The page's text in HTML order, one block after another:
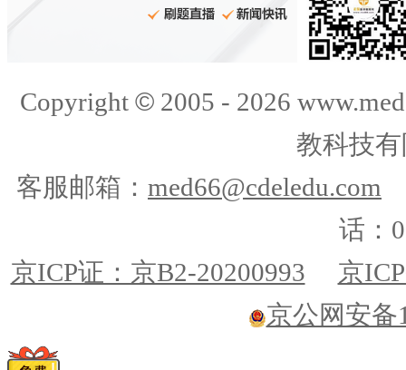
Copyright ©2005 - 2026
教科技
客服邮箱： med66@cdeledu.com
话：
京ICP证：京B2-20200993
京
京公网安备